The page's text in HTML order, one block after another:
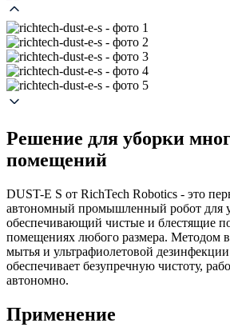
Решение для уборки
помещений
DUST-E S от RichTech Robotics - это
автономный промышленный робот для
обеспечивающий чистые и блестящие
помещениях любого размера. Методом
мытья и ультрафиолетовой
обеспечивает безупречную чистоту,
автономно.
Применение